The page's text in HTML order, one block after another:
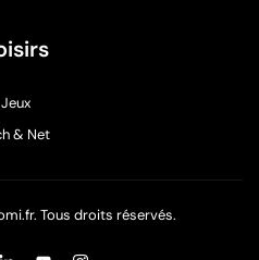
Jeux
& Net
Tous droits réservés.